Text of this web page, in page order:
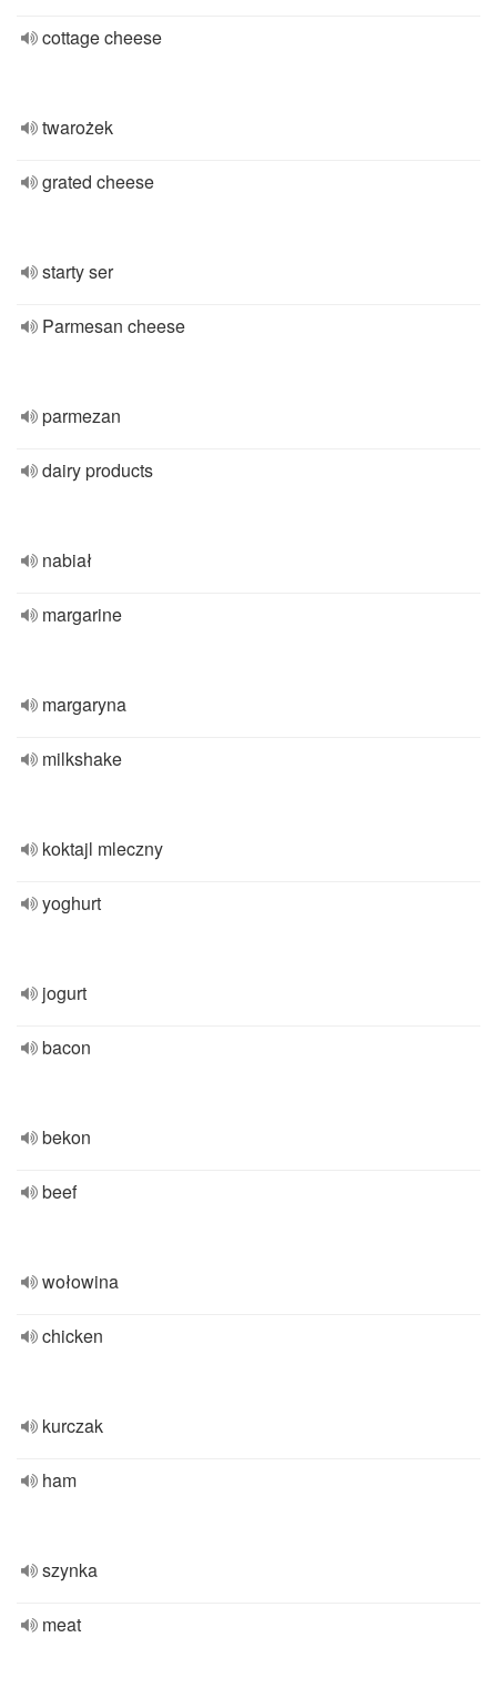
cottage cheese
twarożek
grated cheese
starty ser
Parmesan cheese
parmezan
dairy products
nabiał
margarine
margaryna
milkshake
koktajl mleczny
yoghurt
jogurt
bacon
bekon
beef
wołowina
chicken
kurczak
ham
szynka
meat